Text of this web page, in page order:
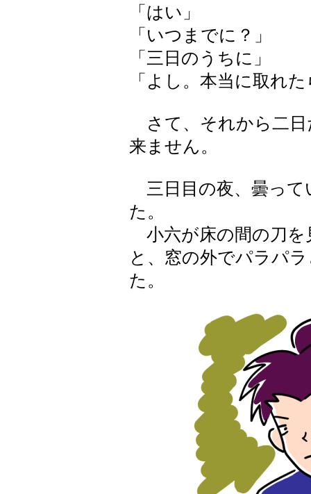
「はい」
「いつまでに？」
「三日のうちに」
「よし。本当に取れ
さて、それから二日
来ません。
三日目の夜、曇って
た。
小六が床の間の刀を
と、窓の外でパラパ
た。